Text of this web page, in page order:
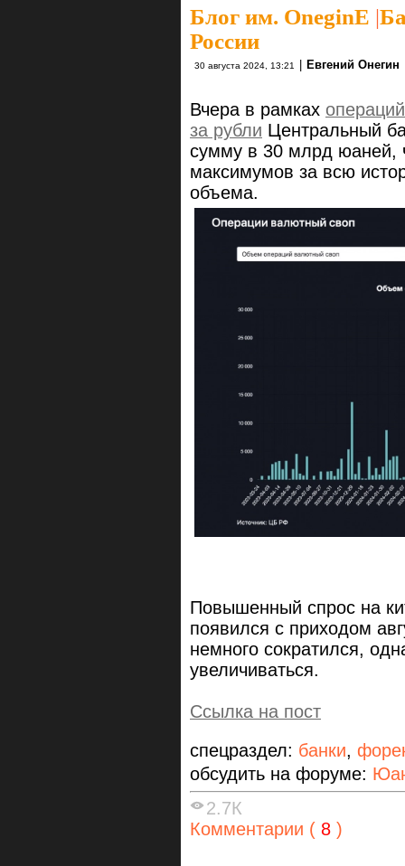
Блог им. OneginE |
России
30 августа 2024, 13:21 | Евгений Онегин
Вчера в рамках
за рубли Центральный
сумму в 30 млрд юаней,
максимумов за всю
объема.
Повышенный спрос на
появился с приходом
немного сократился,
увеличиваться.
Ссылка на пост
спецраздел: банки,
обсудить на форуме:
2.7К
Комментарии ( 8 )